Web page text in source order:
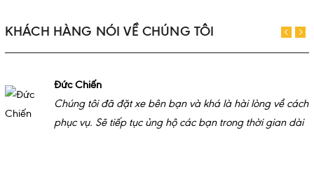
KHÁCH HÀNG NÓI VỀ CHÚNG TÔI
Đức Chiến
Chúng tôi đã đặt xe bên bạn và khá là hài lòng về cách
phục vụ. Sẽ tiếp tục ủng hộ các bạn trong thời gian dài